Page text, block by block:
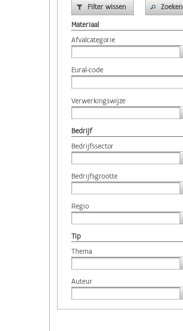
Filter wissen
Zoeken
Materiaal
Afvalcategorie
Eural-code
Verwerkingswijze
Bedrijf
Bedrijfssector
Bedrijfsgrootte
Regio
Tip
Thema
Auteur